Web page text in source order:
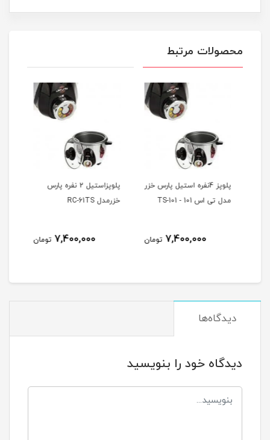
محصولات مرتبط
پلوپز 4نفره استیل پارس خزر
مدل تی اس 101 - TS-101
7,400,000 تومان
پلوپزاستیل 2 نفره پارس
خزرمدل RC-61TS
7,400,000 تومان
دیدگاه‌ها
دیدگاه خود را بنویسید